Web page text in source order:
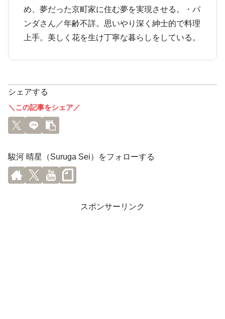
め、夢だった京町家に住む夢を実現させる。・パ
ンダさん／年齢不詳。思いやり深く紳士的で料理
上手。美しく花を生け丁寧な暮らしをしている。
シェアする
＼この記事をシェア／
駿河 晴星（Suruga Sei）をフォローする
スポンサーリンク